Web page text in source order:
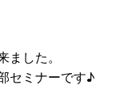
した。
セミナーです♪